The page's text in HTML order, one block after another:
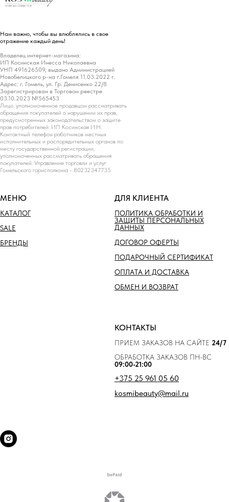
Нам важно, чтобы вы влюблялись в свое
отражение каждый день!
Владелец интернет-магазина:
ИП Косинская Инесса Николаевна
УНП 491626509, выдано Администрацией
Новобелицкого р-на г.Гомеля 11.03.2022 г.
Адрес: г. Гомель, ул. Гр. Денисенко 22/8
Зарегистрирован в Торговом реестре
03.10.2023 №565453
Лицо, уполномоченное продавцом рассматривать
обращения покупателей о нарушении их прав,
предусмотренных законодательством о защите
прав потребителей: ИП Косинская И.Н.
Контактный телефон работников местных
исполнительных и распорядительных органов по
месту государственной регистрации,
уполномоченных рассматривать обращения
покупателей: Управление торговли и услуг
Гомельского горисполкома - 80232347735
МЕНЮ
КАТАЛОГ
SALE
БРЕНДЫ
ДЛЯ КЛИЕНТА
ПОЛИТИКА ОБРАБОТКИ И
ЗАЩИТЫ ПЕРСОНАЛЬНЫХ
ДАННЫХ
ДОГОВОР ОФЕРТЫ
ПОДАРОЧНЫЙ СЕРТИФИКАТ
ОПЛАТА И ДОСТАВКА
ОБМЕН И ВОЗВРАТ
КОНТАКТЫ
ПРИЕМ ЗАКАЗОВ НА САЙТЕ 24/7
ОБРАБОТКА ЗАКАЗОВ ПН-ВС
09:00-21:00
+375 25 961 05 60
kosmibeauty@mail.ru